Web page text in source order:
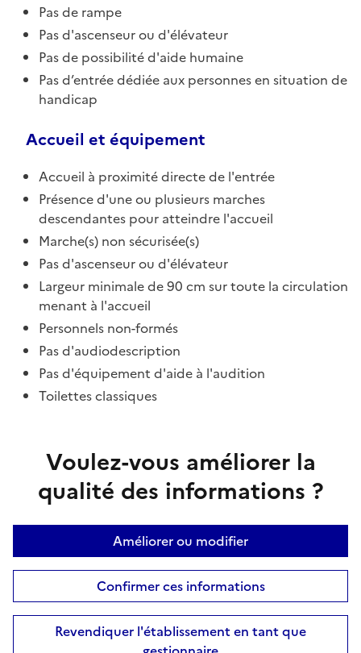
Pas de rampe
Pas d'ascenseur ou d'élévateur
Pas de possibilité d'aide humaine
Pas d’entrée dédiée aux personnes en situation de
handicap
Accueil et équipement
Accueil à proximité directe de l'entrée
Présence d'une ou plusieurs marches
descendantes pour atteindre l'accueil
Marche(s) non sécurisée(s)
Pas d'ascenseur ou d'élévateur
Largeur minimale de 90 cm sur toute la circulation
menant à l'accueil
Personnels non-formés
Pas d'audiodescription
Pas d'équipement d'aide à l'audition
Toilettes classiques
Voulez-vous améliorer la
qualité des informations ?
Améliorer ou modifier
Confirmer ces informations
Revendiquer l'établissement en tant que